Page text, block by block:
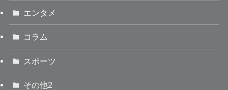
エンタメ
コラム
スポーツ
その他2